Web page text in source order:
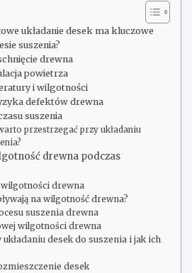
układanie desek ma kluczowe
suszenia?
drewna
powietrza
i wilgotności
defektów drewna
suszenia
przestrzegać przy układaniu
drewna podczas
drewna
na wilgotność drewna?
suszenia drewna
wilgotności drewna
układaniu desek do suszenia i jak ich
desek